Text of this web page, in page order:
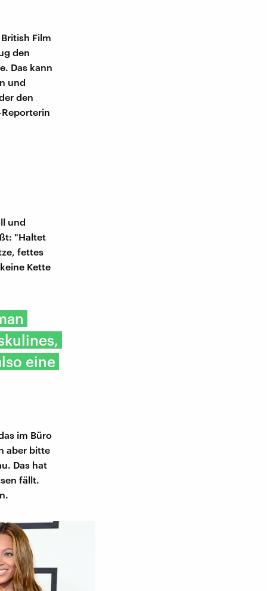
Film
den
Das kann
und
den
und
"Haltet
fettes
Kette
eine
im Büro
aber bitte
Das hat
fällt.